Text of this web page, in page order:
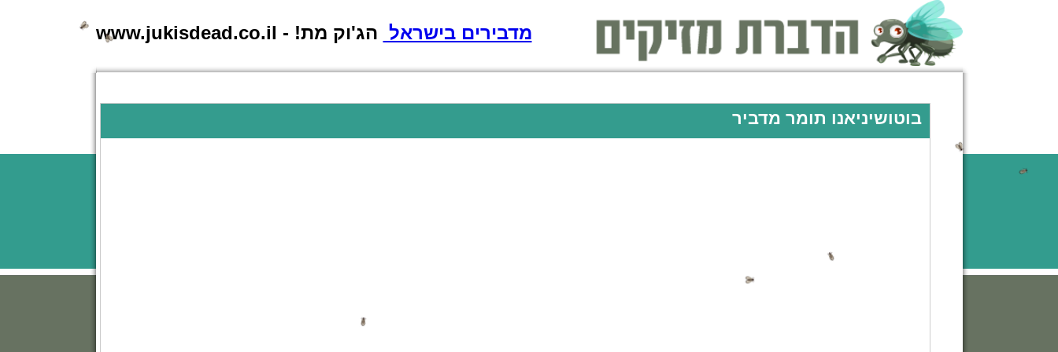
מדבירים בישראל הג'וק מת! - www.jukisdead.co.il
בוטושיניאנו תומר מדביר